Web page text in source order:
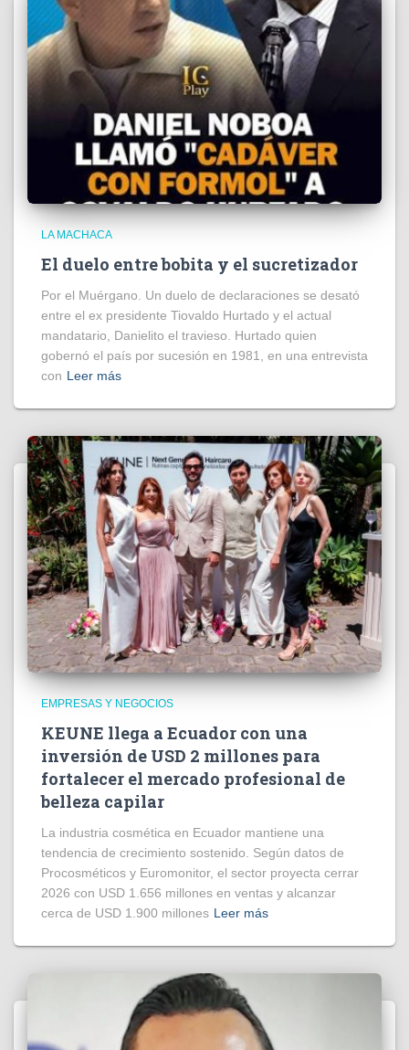
LA MACHACA
El duelo entre bobita y el sucretizador
Por el Muérgano. Un duelo de declaraciones se desató
entre el ex presidente Tiovaldo Hurtado y el actual
mandatario, Danielito el travieso. Hurtado quien
gobernó el país por sucesión en 1981, en una entrevista
con Leer más
EMPRESAS Y NEGOCIOS
KEUNE llega a Ecuador con una
inversión de USD 2 millones para
fortalecer el mercado profesional de
belleza capilar
La industria cosmética en Ecuador mantiene una
tendencia de crecimiento sostenido. Según datos de
Procosméticos y Euromonitor, el sector proyecta cerrar
2026 con USD 1.656 millones en ventas y alcanzar
cerca de USD 1.900 millones Leer más